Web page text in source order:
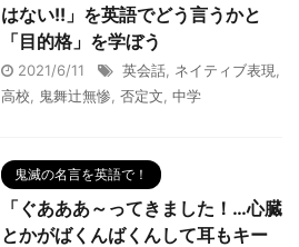
はない!!」を英語でどう言うかと
「目的格」を学ぼう
2021/6/11 英会話 ネイティブ表現
高校
鬼舞辻無惨 否定文 中学
鬼滅の名言を英語で！
「ぐあああ～ってきました！…心臓
とかがばくんばくんして耳もキー